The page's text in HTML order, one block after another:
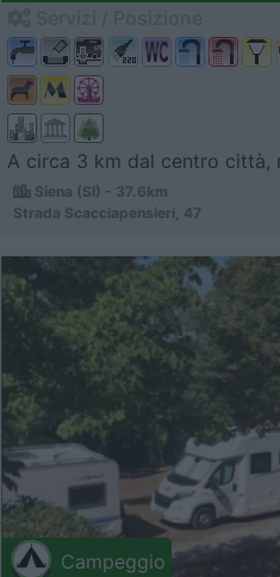
A circa 3 km dal centro città,
Siena (SI) - 37.6km
Strada Scacciapensieri, 47
Campeggio